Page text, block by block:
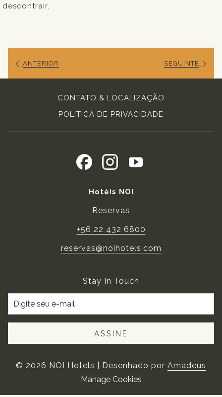
descontrair.
ANTERIOR SEGUINTE
CONTATO & LOCALIZAÇÃO
POLITICA DE PRIVACIDADE
Hotéis NOI
Reservas
+56 22 432 6800
reservas@noihotels.com
Stay In Touch
ASSINE
© 2026 NOI Hotels | Desenhado por Amadeus
Manage Cookies